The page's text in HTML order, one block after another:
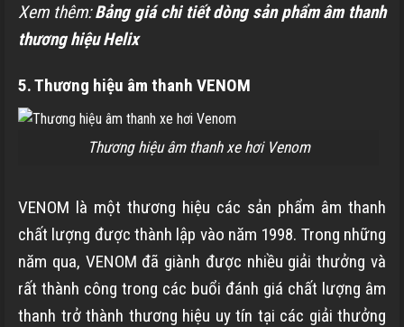
Xem thêm:Bảng giá chi tiết dòng sản phẩm âm thanh
thương hiệu Helix
5. Thương hiệu âm thanh VENOM
Thương hiệu âm thanh xe hơi Venom
VENOM là một thương hiệu các sản phẩm âm thanh
chất lượng được thành lập vào năm 1998. Trong những
năm qua, VENOM đã giành được nhiều giải thưởng và
rất thành công trong các buổi đánh giá chất lượng âm
thanh trở thành thương hiệu uy tín tại các giải thưởng